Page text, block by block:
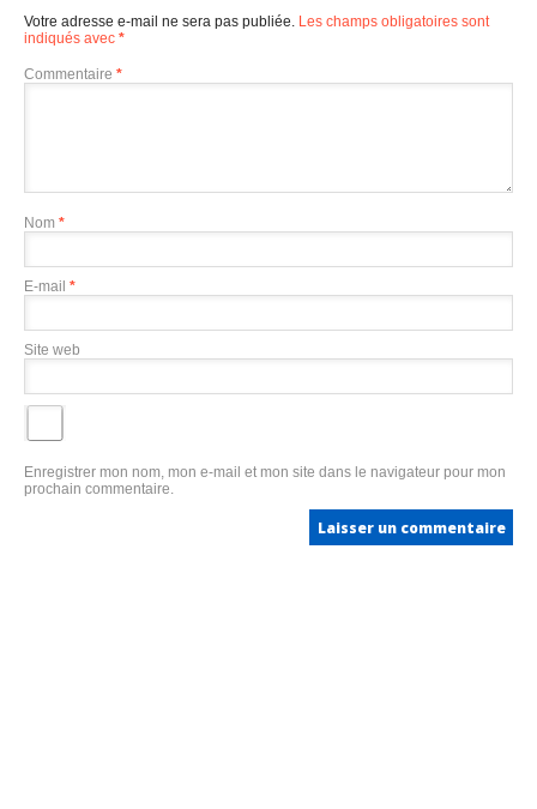
Votre adresse e-mail ne sera pas publiée. Les champs obligatoires sont
indiqués avec *
Commentaire *
Nom *
E-mail *
Site web
Enregistrer mon nom, mon e-mail et mon site dans le navigateur pour mon
prochain commentaire.